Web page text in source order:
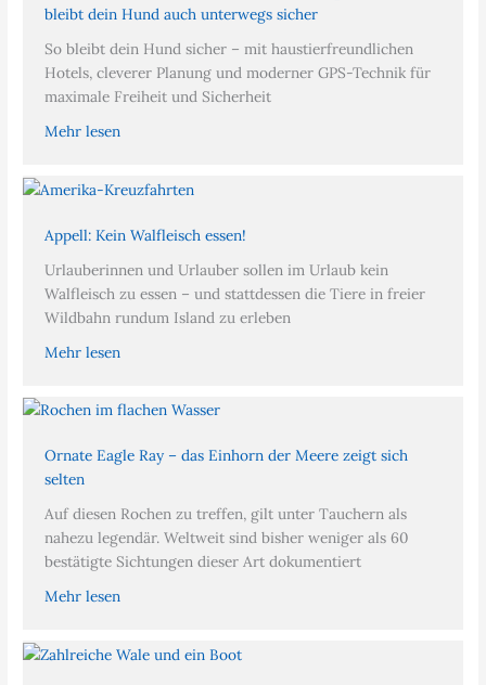
bleibt dein Hund auch unterwegs sicher
So bleibt dein Hund sicher – mit haustierfreundlichen
Hotels, cleverer Planung und moderner GPS-Technik für
maximale Freiheit und Sicherheit
Mehr lesen
Appell: Kein Walfleisch essen!
Urlauberinnen und Urlauber sollen im Urlaub kein
Walfleisch zu essen – und stattdessen die Tiere in freier
Wildbahn rundum Island zu erleben
Mehr lesen
Ornate Eagle Ray – das Einhorn der Meere zeigt sich
selten
Auf diesen Rochen zu treffen, gilt unter Tauchern als
nahezu legendär. Weltweit sind bisher weniger als 60
bestätigte Sichtungen dieser Art dokumentiert
Mehr lesen